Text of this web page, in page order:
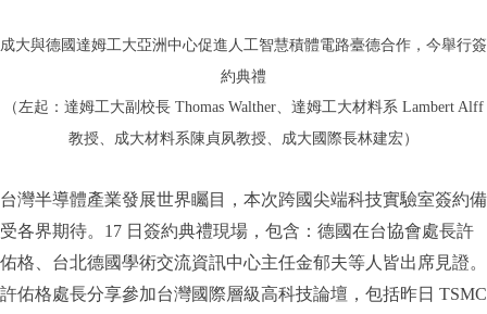
成大與德國達姆工大亞洲中心促進人工智慧積體電路臺德合作，今舉行簽
約典禮
（左起：達姆工大副校長 Thomas Walther、達姆工大材料系 Lambert Alff
教授、成大材料系陳貞夙教授、成大國際長林建宏）
台灣半導體產業發展世界矚目，本次跨國尖端科技實驗室簽約備
受各界期待。17 日簽約典禮現場，包含：德國在台協會處長許
佑格、台北德國學術交流資訊中心主任金郁夫等人皆出席見證。
許佑格處長分享參加台灣國際層級高科技論壇，包括昨日 TSMC